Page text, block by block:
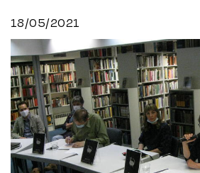
18/05/2021